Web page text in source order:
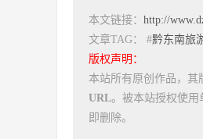
本文链接： http://
文章TAG： #黔东南旅
版权声明：
本站所有原创作品，其
URL。被本站授权使用
即删除。